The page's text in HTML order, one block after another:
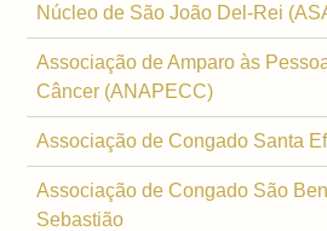
Núcleo de São João Del-Rei
Associação de Amparo às
Câncer (ANAPECC)
Associação de Congado Santa
Associação de Congado São
Sebastião